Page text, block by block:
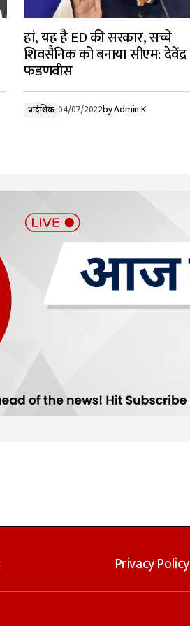
हां, यह है ED की सरकार, सच्चे
शिवसैनिक को बनाया सीएम: देवेंद्र
फडणवीस
प्रादेशिक 04/07/2022byAdmin K
Privacy Policy